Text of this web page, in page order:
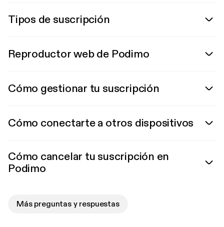
Tipos de suscripción
Reproductor web de Podimo
Cómo gestionar tu suscripción
Cómo conectarte a otros dispositivos
Cómo cancelar tu suscripción en
Podimo
Más preguntas y respuestas